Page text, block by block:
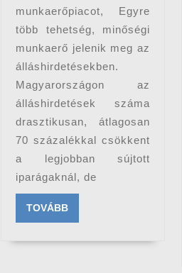
munkaerőpiacot, Egyre
több tehetség, minőségi
munkaerő jelenik meg az
álláshirdetésekben.
Magyarországon az
álláshirdetések száma
drasztikusan, átlagosan
70 százalékkal csökkent
a legjobban sújtott
iparágaknál, de
TOVÁBBTOVÁBB